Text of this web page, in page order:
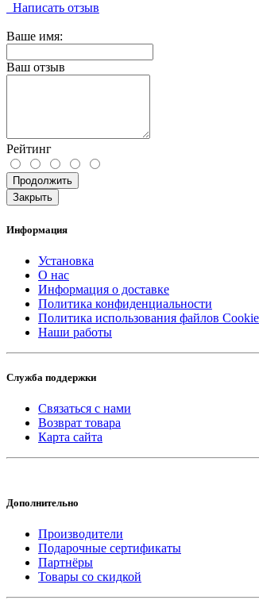
Написать отзыв
Ваше имя:
Ваш отзыв
Рейтинг
Продолжить
Закрыть
Информация
Установка
О нас
Информация о доставке
Политика конфиденциальности
Политика использования файлов Cookie
Наши работы
Служба поддержки
Связаться с нами
Возврат товара
Карта сайта
Дополнительно
Производители
Подарочные сертификаты
Партнёры
Товары со скидкой